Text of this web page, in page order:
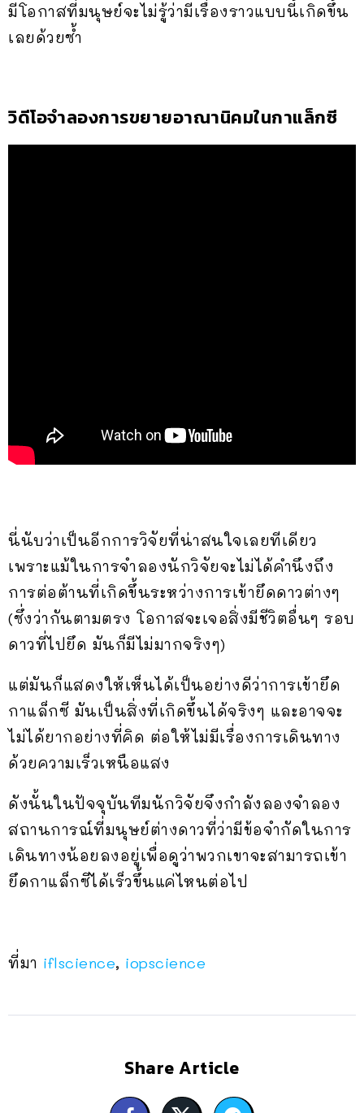
มีโอกาสที่มนุษย์จะไม่รู้ว่ามีเรื่องราวแบบนี้เกิดขึ้น
เลยด้วยซ้ำ
วิดีโอจำลองการขยายอาณานิคมในกาแล็กซี
นี่นับว่าเป็นอีกการวิจัยที่น่าสนใจเลยทีเดียว
เพราะแม้ในการจำลองนักวิจัยจะไม่ได้คำนึงถึง
การต่อต้านที่เกิดขึ้นระหว่างการเข้ายึดดาวต่างๆ
(ซึ่งว่ากันตามตรง โอกาสจะเจอสิ่งมีชีวิตอื่นๆ รอบ
ดาวที่ไปยึด มันก็มีไม่มากจริงๆ)
แต่มันก็แสดงให้เห็นได้เป็นอย่างดีว่าการเข้ายึด
กาแล็กซี มันเป็นสิ่งที่เกิดขึ้นได้จริงๆ และอาจจะ
ไม่ได้ยากอย่างที่คิด ต่อให้ไม่มีเรื่องการเดินทาง
ด้วยความเร็วเหนือแสง
ดังนั้นในปัจจุบันทีมนักวิจัยจึงกำลังลองจำลอง
สถานการณ์ที่มนุษย์ต่างดาวที่ว่ามีข้อจำกัดในการ
เดินทางน้อยลงอยู่เพื่อดูว่าพวกเขาจะสามารถเข้า
ยึดกาแล็กซีได้เร็วขึ้นแค่ไหนต่อไป
ที่มา iflscience, iopscience
Share Article